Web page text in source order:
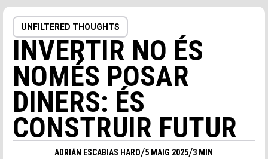
UNFILTERED THOUGHTS
INVERTIR NO ÉS
NOMÉS POSAR
DINERS: ÉS
CONSTRUIR FUTUR
ADRIÁN ESCABIAS HARO/5 MAIG 2025/3 MIN
BUSQUES UN ESPAI DE COWORKING O UNA
OFICINA PRIVADA? UNA SALA PER
ESDEVENIMENTS?